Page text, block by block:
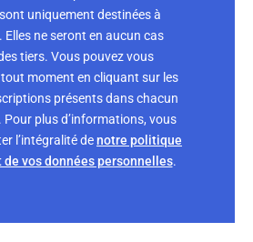
uniquement destinées à
Elles ne seront en aucun cas
tiers. Vous pouvez vous
moment en cliquant sur les
présents dans chacun
Pour plus d’informations, vous
l’intégralité denotre politique
vos données personnelles.